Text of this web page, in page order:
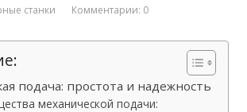
станки Комментарии: 0
подача: простота и надежность
механической подачи: